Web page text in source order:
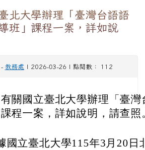
北大學辦理「臺灣台語語
班」課程一案，詳如說
- 教務處 | 2026-03-26 | 點閱數： 112
關國立臺北大學辦理「臺
程一案，詳如說明，請查照
國立臺北大學115年3月20日